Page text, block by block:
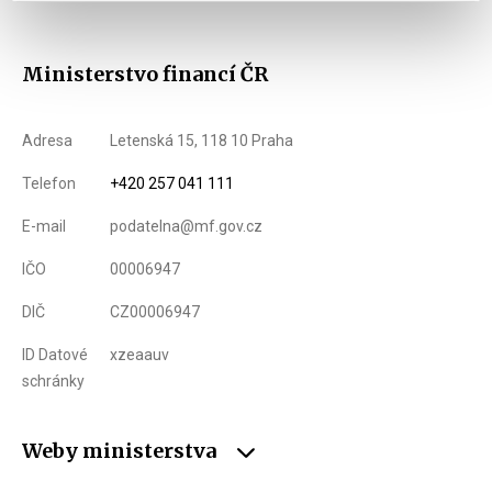
Ministerstvo financí ČR
Adresa Letenská 15, 118 10 Praha
Telefon +420 257 041 111
E-mail podatelna@mf.gov.cz
IČO 00006947
DIČ CZ00006947
ID Datové
schránky
xzeaauv
Weby ministerstva